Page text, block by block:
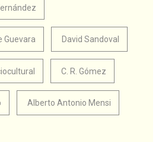
Guevara David Sandoval
C. R. Gómez
Alberto Antonio Mensi